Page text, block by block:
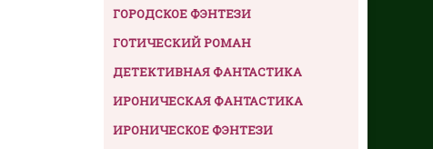
ГОРОДСКОЕ ФЭНТЕЗИ
ГОТИЧЕСКИЙ РОМАН
ДЕТЕКТИВНАЯ ФАНТАСТИКА
ИРОНИЧЕСКАЯ ФАНТАСТИКА
ИРОНИЧЕСКОЕ ФЭНТЕЗИ